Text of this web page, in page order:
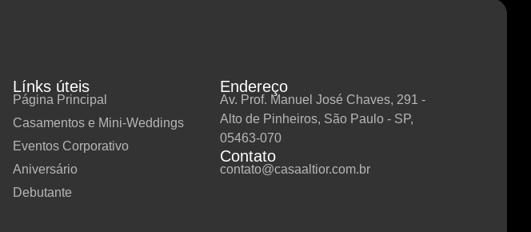
Línks úteis
Página Principal
Casamentos e Mini-Weddings
Eventos Corporativo
Aniversário
Debutante
Endereço
Av. Prof. Manuel José Chaves, 291 -
Alto de Pinheiros, São Paulo - SP,
05463-070
Contato
contato@casaaltior.com.br